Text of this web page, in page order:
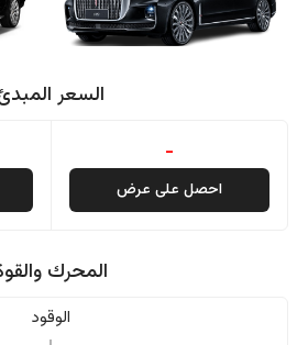
السعر
-
احصل على عرض
المحرك
الوقود